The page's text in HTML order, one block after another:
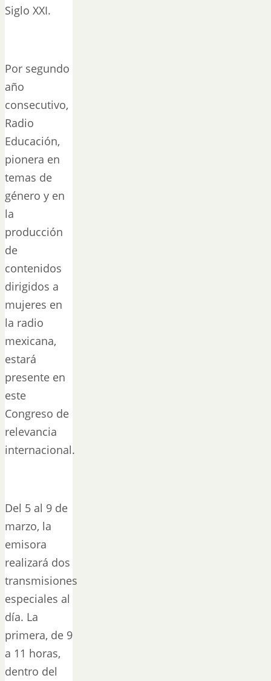
Siglo XXI.
Por segundo
año
consecutivo,
Radio
Educación,
pionera en
temas de
género y en
la
producción
de
contenidos
dirigidos a
mujeres en
la radio
mexicana,
estará
presente en
este
Congreso de
relevancia
internacional.
Del 5 al 9 de
marzo, la
emisora
realizará dos
transmisiones
especiales al
día. La
primera, de 9
a 11 horas,
dentro del